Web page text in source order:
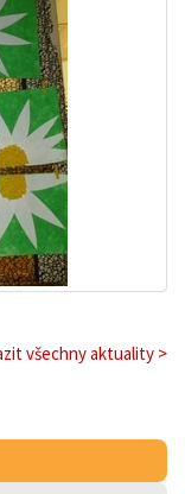
všechny aktuality >